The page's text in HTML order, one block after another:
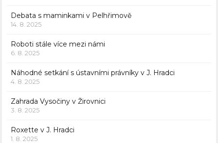
Debata s maminkami v Pelhřimově
14. 8. 2025
Roboti stále více mezi námi
6. 8. 2025
Náhodné setkání s ústavními právníky v J. Hradci
4. 8. 2025
Zahrada Vysočiny v Žirovnici
3. 8. 2025
Roxette v J. Hradci
1. 8. 2025